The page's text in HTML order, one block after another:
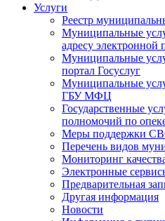
Услуги
Реестр
Муниципальные
адресу электронной
Муниципальные
портал Госуслуг
Муниципальные
ГБУ МФЦ
Государственные
полномочий по
Меры поддержки
Перечень видов
Мониторинг
Электронные
Предварительная
Другая информация
Новости